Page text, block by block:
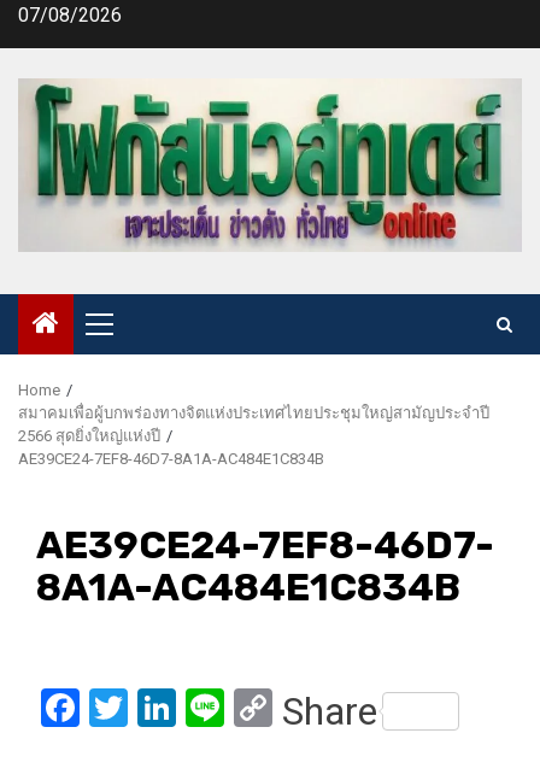
Skip07/08/2026
Primary
Menu
Home
สมาคมเพื่อผู้บกพร่องทางจิตแห่งประเทศไทยประชุมใหญ่สามัญประจำปี
2566 สุดยิ่งใหญ่แห่งปี
AE39CE24-7EF8-46D7-8A1A-AC484E1C834B
AE39CE24-7EF8-46D7-
8A1A-AC484E1C834B
Facebook
Twitter
LinkedIn
LineCopy
Share